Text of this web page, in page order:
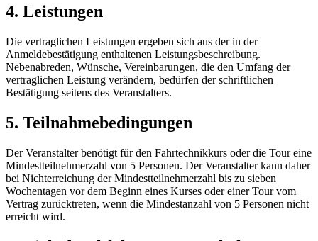
4. Leistungen
Die vertraglichen Leistungen ergeben sich aus der in der
Anmeldebestätigung enthaltenen Leistungsbeschreibung.
Nebenabreden, Wünsche, Vereinbarungen, die den Umfang der
vertraglichen Leistung verändern, bedürfen der schriftlichen
Bestätigung seitens des Veranstalters.
5. Teilnahmebedingungen
Der Veranstalter benötigt für den Fahrtechnikkurs oder die Tour eine
Mindestteilnehmerzahl von 5 Personen. Der Veranstalter kann daher
bei Nichterreichung der Mindestteilnehmerzahl bis zu sieben
Wochentagen vor dem Beginn eines Kurses oder einer Tour vom
Vertrag zurücktreten, wenn die Mindestanzahl von 5 Personen nicht
erreicht wird.